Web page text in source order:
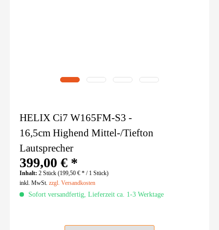
HELIX Ci7 W165FM-S3 -
16,5cm Highend Mittel-/Tiefton
Lautsprecher
399,00 € *
Inhalt: 2 Stück (199,50 € * / 1 Stück)
inkl. MwSt. zzgl. Versandkosten
Sofort versandfertig, Lieferzeit ca. 1-3 Werktage